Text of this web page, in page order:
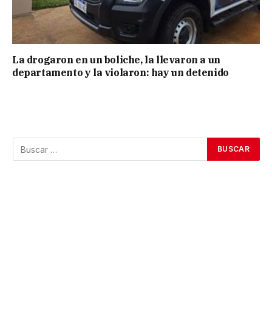
La drogaron en un boliche, la llevaron a un
departamento y la violaron: hay un detenido